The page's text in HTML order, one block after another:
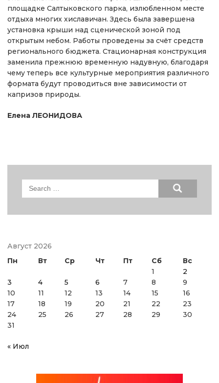
площадке Салтыковского парка, излюбленном месте
отдыха многих хиславичан. Здесь была завершена
установка крыши над сценической зоной под
открытым небом. Работы проведены за счёт средств
регионального бюджета. Стационарная конструкция
заменила прежнюю временную надувную, благодаря
чему теперь все культурные мероприятия различного
формата будут проводиться вне зависимости от
капризов природы.
Елена ЛЕОНИДОВА
Search
Август 2026
Пн
Вт Ср Чт Пт Сб
Вс
1
2
3
4 5 6 7 8
9
10
11 12 13 14 15
16
17
18 19 20 21 22
23
24
25 26 27 28 29
30
31
« Июл